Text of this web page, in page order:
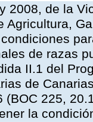
2008, de la
Agricultura,
de razas
II.1 del
de
(BOC 225,
la